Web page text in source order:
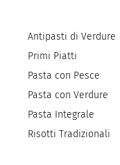
Antipasti di Verdure
Primi Piatti
Pasta con Pesce
Pasta con Verdure
Pasta Integrale
Risotti Tradizionali